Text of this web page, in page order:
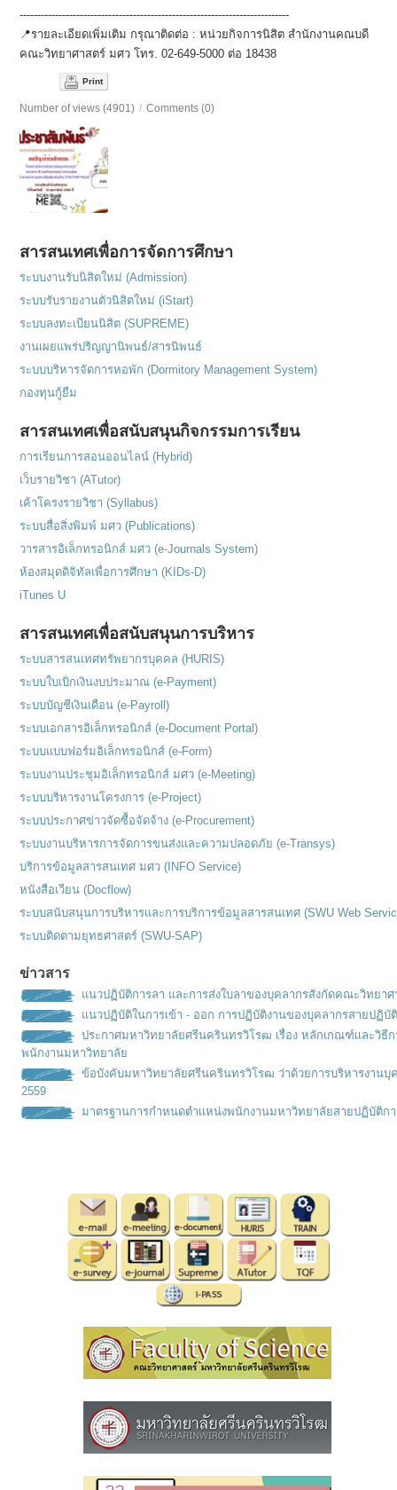
----------------------------------------------------------------------------
📍รายละเอียดเพิ่มเติม กรุณาติดต่อ : หน่วยกิจการนิสิต สำนักงานคณบดี
คณะวิทยาศาสตร์ มศว โทร. 02-649-5000 ต่อ 18438
Print
Number of views (4901) / Comments (0)
สารสนเทศเพื่อการจัดการศึกษา
ระบบงานรับนิสิตใหม่ (Admission)
ระบบรับรายงานตัวนิสิตใหม่ (iStart)
ระบบลงทะเบียนนิสิต (SUPREME)
งานเผยแพร่ปริญญานิพนธ์/สารนิพนธ์
ระบบบริหารจัดการหอพัก (Dormitory Management System)
กองทุนกู้ยืม
สารสนเทศเพื่อสนับสนุนกิจกรรมการเรียน
การเรียนการสอนออนไลน์ (Hybrid)
เว็บรายวิชา (ATutor)
เค้าโครงรายวิชา (Syllabus)
ระบบสื่อสิ่งพิมพ์ มศว (Publications)
วารสารอิเล็กทรอนิกส์ มศว (e-Journals System)
ห้องสมุดดิจิทัลเพื่อการศึกษา (KIDs-D)
iTunes U
สารสนเทศเพื่อสนับสนุนการบริหาร
ระบบสารสนเทศทรัพยากรบุคคล (HURIS)
ระบบใบเบิกเงินงบประมาณ (e-Payment)
ระบบบัญชีเงินเดือน (e-Payroll)
ระบบเอกสารอิเล็กทรอนิกส์ (e-Document Portal)
ระบบแบบฟอร์มอิเล็กทรอนิกส์ (e-Form)
ระบบงานประชุมอิเล็กทรอนิกส์ มศว (e-Meeting)
ระบบบริหารงานโครงการ (e-Project)
ระบบประกาศข่าวจัดซื้อจัดจ้าง (e-Procurement)
ระบบงานบริหารการจัดการขนส่งและความปลอดภัย (e-Transys)
บริการข้อมูลสารสนเทศ มศว (INFO Service)
หนังสือเวียน (Docflow)
ระบบสนับสนุนการบริหารและการบริการข้อมูลสารสนเทศ (SWU Web
ระบบติดตามยุทธศาสตร์ (SWU-SAP)
ข่าวสาร
แนวปฏิบัติการลา และการส่งใบลาของบุคลากรสังกัดคณะวิทยาศ
แนวปฏิบัติในการเข้า - ออก การปฏิบัติงานของบุคลากรสายปฏิบั
ประกาศมหาวิทยาลัยศรีนครินทรวิโรฒ เรื่อง หลักเกณฑ์เเละวิธี
พนักงานมหาวิทยาลัย
ข้อบังคับมหาวิทยาลัยศรีนครินทรวิโรฒ ว่าด้วยการบริหารงาน
2559
มาตรฐานการกำหนดตำเเหน่งพนักงานมหาวิทยาลัยสายปฏิบัติก